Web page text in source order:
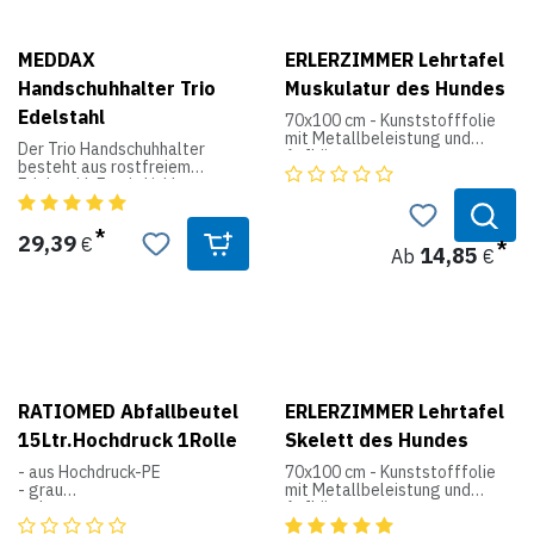
Farbe: silber
Größenangaben S, M, L und XL
HINWEIS: Bitte beachten Sie,
dass die abgebildeten
Handschuhe nicht im
Lieferumfang enthalten sind
und lediglich als Nutzungs-
Beispiel dienen.
MEDDAX
Handschuhhalter Trio
Edelstahl
Der Trio Handschuhhalter
besteht aus rostfreiem
Edelstahl. Er wird inkl.
Befestigungsmaterial
ausgeliefert. Zur besseren
Übersicht sind die Größen S, M,
L seitlich eingestanzt. So fasst
29,39 €
ERLERZIMMER Lehrtafel
Muskulatur des Hundes
70x100 cm - Kunststofffolie
mit Metallbeleistung und
Aufhänger
50x70 cm - Kunstdruckpapier
mit Beleistung und Aufhänger
Ab 14,85 €
RATIOMED Abfallbeutel
15Ltr.Hochdruck 1Rolle
- aus Hochdruck-PE
- grau
- glatt
- reißfest
ERLERZIMMER Lehrtafel
Skelett des Hundes
70x100 cm - Kunststofffolie
mit Metallbeleistung und
Aufhänger